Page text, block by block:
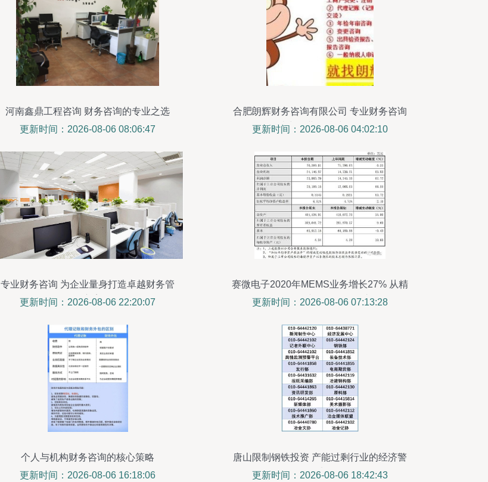
河南鑫鼎工程咨询 财务咨询的专业之选
更新时间：2026-08-06 08:06:47
合肥朗辉财务咨询有限公司 专业财务咨询
助力企业可持续发展
更新时间：2026-08-06 04:02:10
专业财务咨询 为企业量身打造卓越财务管
理方案
更新时间：2026-08-06 22:20:07
赛微电子2020年MEMS业务增长27% 从精
品工厂到量产工厂的转型之路
更新时间：2026-08-06 07:13:28
个人与机构财务咨询的核心策略
更新时间：2026-08-06 16:18:06
唐山限制钢铁投资 产能过剩行业的经济警
戒
更新时间：2026-08-06 18:42:43